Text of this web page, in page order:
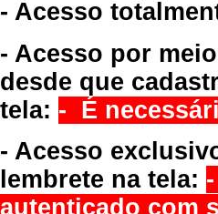
- Acesso
- Acesso por
desde que
tela: - É
- Acesso
lembrete na tela:
autenticado com